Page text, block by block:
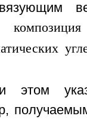
этом